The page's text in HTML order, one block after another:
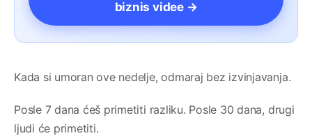
biznis videe →
Kada si umoran ove nedelje, odmaraj bez izvinjavanja.
Posle 7 dana ćeš primetiti razliku. Posle 30 dana, drugi
ljudi će primetiti.